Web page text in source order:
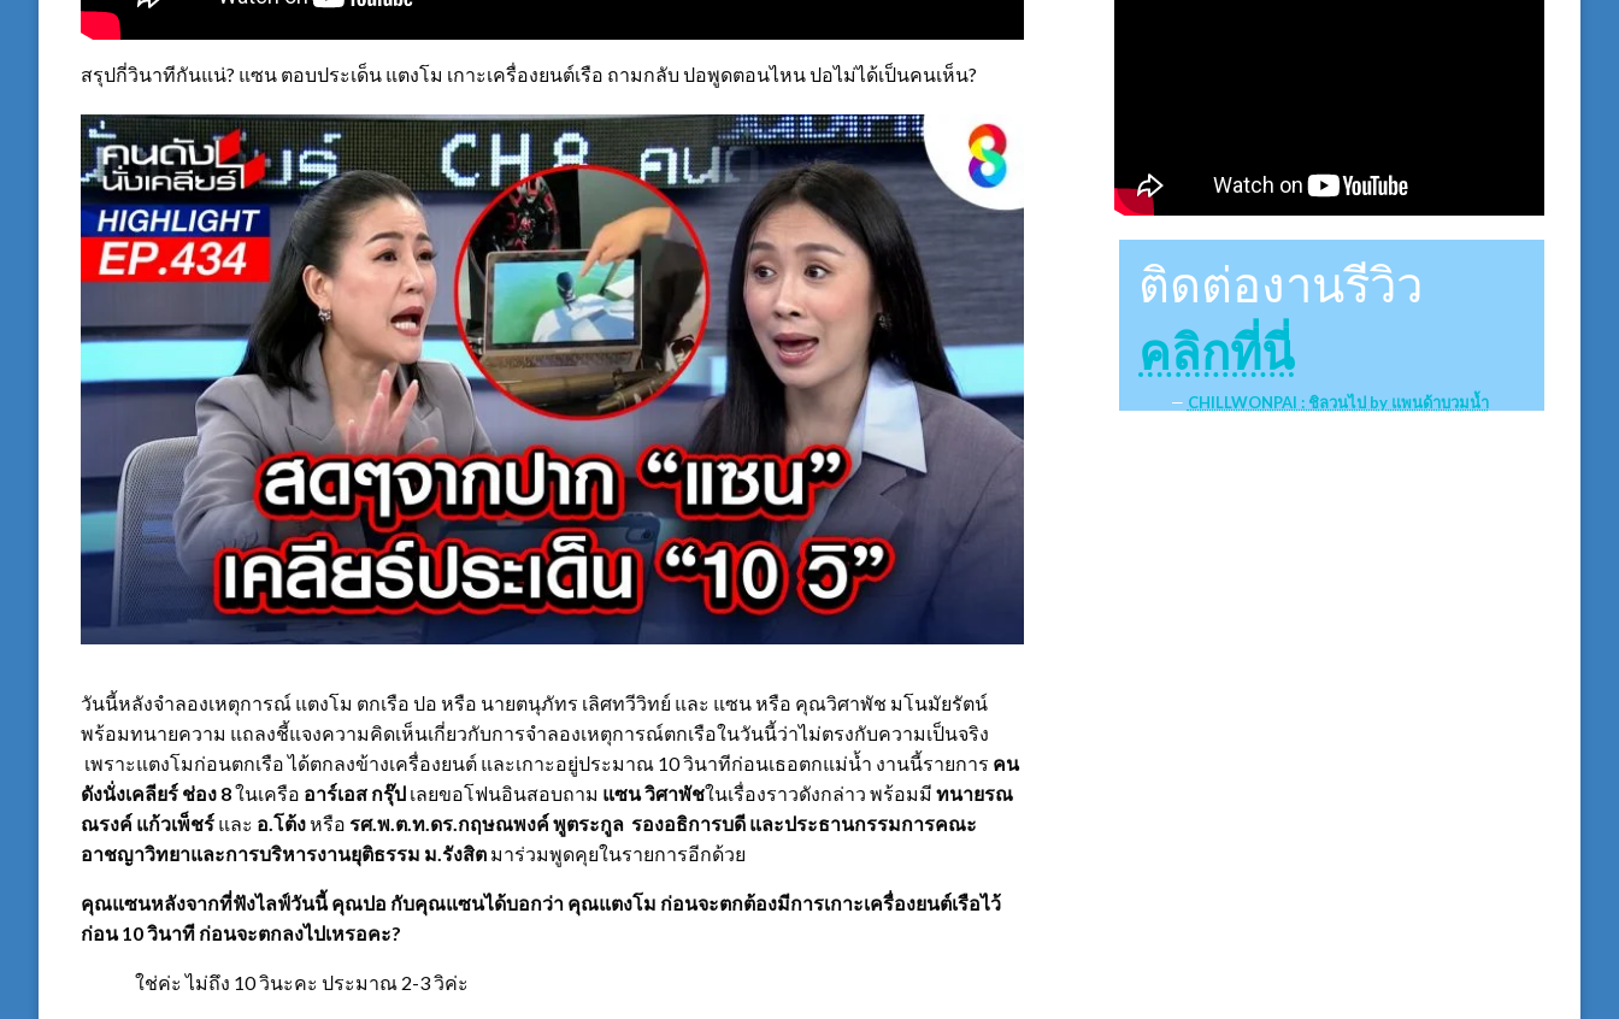
สรุปกี่วินาทีกันแน่? แซน ตอบประเด็น แตงโม เกาะเครื่องยนต์เรือ ถามกลับ ปอพูดตอนไหน ปอไม่ได้เป็นคนเห็น?
วันนี้หลังจำลองเหตุการณ์ แตงโม ตกเรือ ปอ หรือ นายตนุภัทร เลิศทวีวิทย์ และ แซน หรือ คุณวิศาพัช มโนมัยรัตน์
พร้อมทนายความ แถลงชี้แจงความคิดเห็นเกี่ยวกับการจำลองเหตุการณ์ตกเรือในวันนี้ว่าไม่ตรงกับความเป็นจริง
เพราะแตงโมก่อนตกเรือ ได้ตกลงข้างเครื่องยนต์ และเกาะอยู่ประมาณ 10 วินาทีก่อนเธอตกแม่น้ำ งานนี้รายการ คน
ดังนั่งเคลียร์ ช่อง 8ในเครือ อาร์เอส กรุ๊ป เลยขอโฟนอินสอบถาม แซน วิศาพัชในเรื่องราวดังกล่าว พร้อมมี ทนายรณ
ณรงค์ แก้วเพ็ชร์ และ อ.โต้งหรือ รศ.พ.ต.ท.ดร.กฤษณพงค์ พูตระกูล รองอธิการบดี และประธานกรรมการคณะ
อาชญาวิทยาและการบริหารงานยุติธรรม ม.รังสิต มาร่วมพูดคุยในรายการอีกด้วย
คุณแซนหลังจากที่ฟังไลฟ์วันนี้ คุณปอ กับคุณแซนได้บอกว่า คุณแตงโม ก่อนจะตกต้องมีการเกาะเครื่องยนต์เรือไว้
ก่อน 10 วินาที ก่อนจะตกลงไปเหรอคะ?
ใช่ค่ะ ไม่ถึง 10 วินะคะ ประมาณ 2-3 วิค่ะ
ติดต่องานรีวิว
คลิกที่นี่
CHILLWONPAI : ชิลวนไป by แพนด้าบวมน้ำ